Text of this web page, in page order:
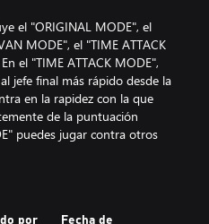
el "ORIGINAL MODE", el
MODE", el "TIME ATTACK
el "TIME ATTACK MODE",
jefe final más rápido desde la
en la rapidez con la que
de la puntuación
puedes jugar contra otros
no estén disponibles en
por
Fecha de